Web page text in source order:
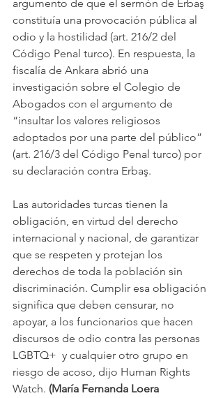
argumento de que el sermón de Erbaş
constituía una provocación pública al
odio y la hostilidad (art. 216/2 del
Código Penal turco). En respuesta, la
fiscalía de Ankara abrió una
investigación sobre el Colegio de
Abogados con el argumento de
“insultar los valores religiosos
adoptados por una parte del público”
(art. 216/3 del Código Penal turco) por
su declaración contra Erbaş.
Las autoridades turcas tienen la
obligación, en virtud del derecho
internacional y nacional, de garantizar
que se respeten y protejan los
derechos de toda la población sin
discriminación. Cumplir esa obligación
significa que deben censurar, no
apoyar, a los funcionarios que hacen
discursos de odio contra las personas
LGBTQ+ y cualquier otro grupo en
riesgo de acoso, dijo Human Rights
Watch. (María Fernanda Loera